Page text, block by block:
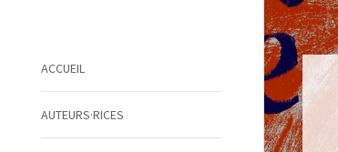
ACCUEIL
AUTEURS·RICES